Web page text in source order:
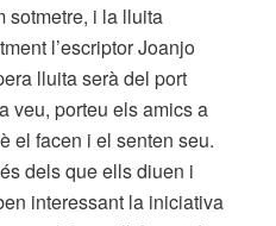
i la lluita
l’escriptor Joanjo
lluita serà del port
veu, porteu els amics a
el facen i el senten seu.
dels que ells diuen i
interessant la iniciativa